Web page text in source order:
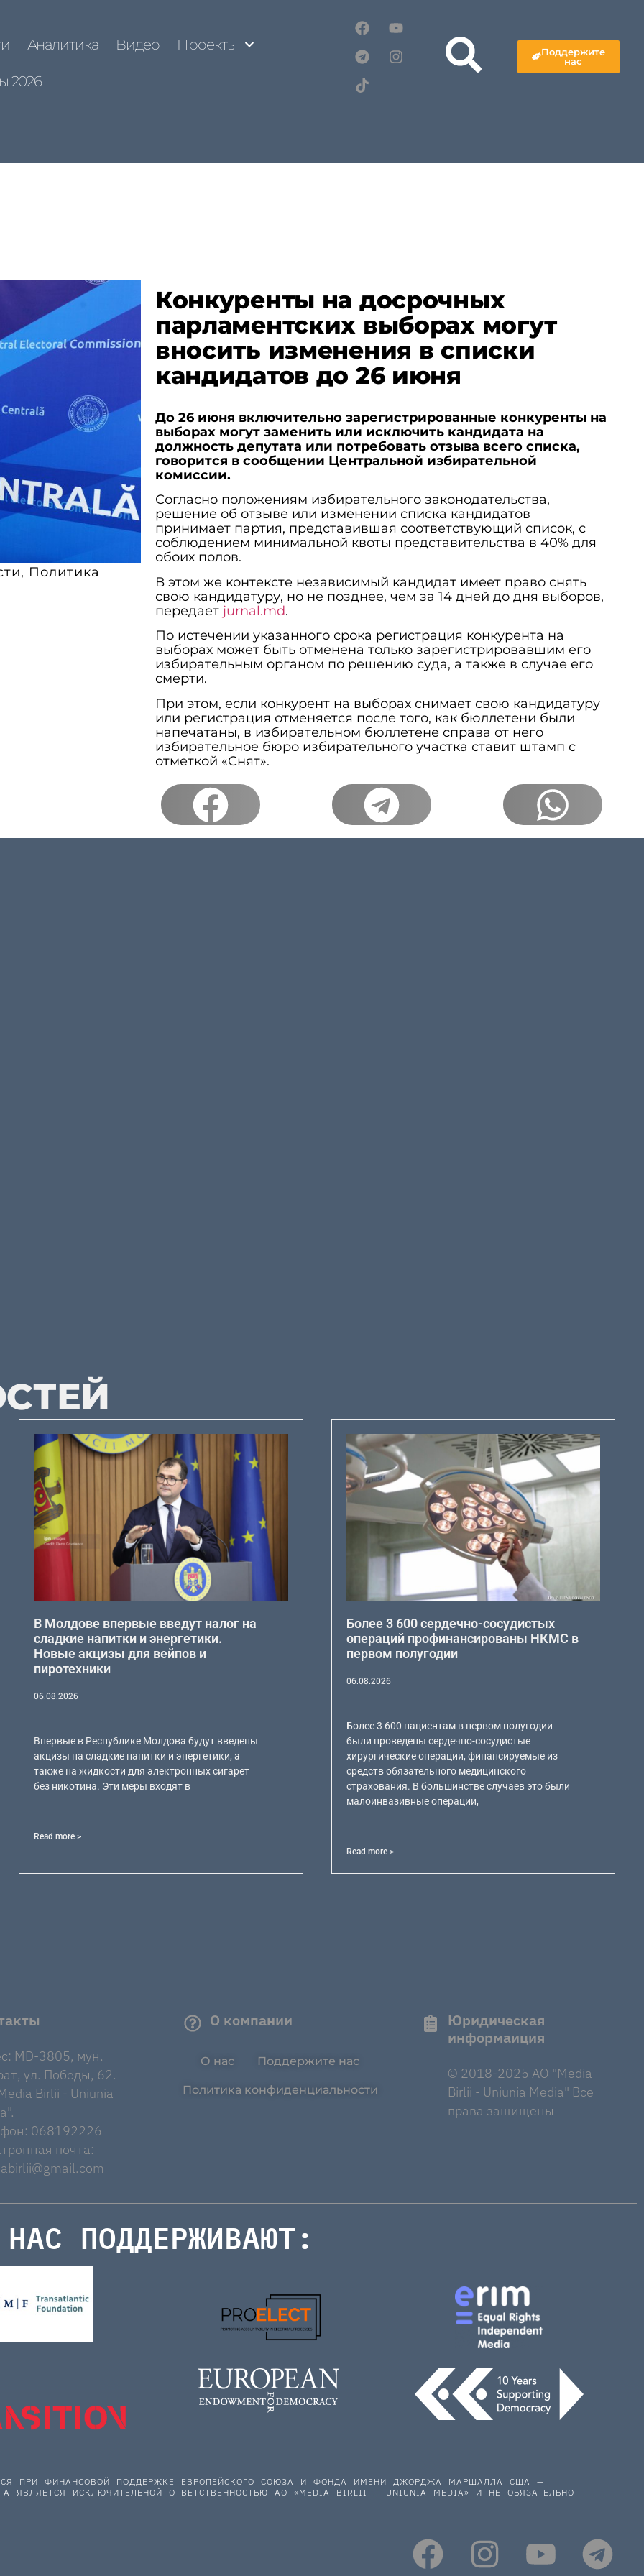
Аналитика Видео Проекты
2026
Поддержите
нас
, Политика
Конкуренты на досрочных
парламентских выборах могут
вносить изменения в списки
кандидатов до 26 июня
До 26 июня включительно зарегистрированные конкуренты на
выборах могут заменить или исключить кандидата на
должность депутата или потребовать отзыва всего списка,
говорится в сообщении Центральной избирательной
комиссии.
Согласно положениям избирательного законодательства,
решение об отзыве или изменении списка кандидатов
принимает партия, представившая соответствующий список, с
соблюдением минимальной квоты представительства в 40% для
обоих полов.
В этом же контексте независимый кандидат имеет право снять
свою кандидатуру, но не позднее, чем за 14 дней до дня выборов,
передает jurnal.md.
По истечении указанного срока регистрация конкурента на
выборах может быть отменена только зарегистрировавшим его
избирательным органом по решению суда, а также в случае его
смерти.
При этом, если конкурент на выборах снимает свою кандидатуру
или регистрация отменяется после того, как бюллетени были
напечатаны, в избирательном бюллетене справа от него
избирательное бюро избирательного участка ставит штамп с
отметкой «Снят».
В Молдове впервые введут налог на
сладкие напитки и энергетики.
Новые акцизы для вейпов и
пиротехники
06.08.2026
Впервые в Республике Молдова будут введены
акцизы на сладкие напитки и энергетики, а
также на жидкости для электронных сигарет
без никотина. Эти меры входят в
Read more >
Более 3 600 сердечно-сосудистых
операций профинансированы НКМС в
первом полугодии
06.08.2026
Более 3 600 пациентам в первом полугодии
были проведены сердечно-сосудистые
хирургические операции, финансируемые из
средств обязательного медицинского
страхования. В большинстве случаев это были
малоинвазивные операции,
Read more >
MD-3805, мун.
ул. Победы, 62.
Birlii - Uniunia
068192226
почта:
О компании
О нас Поддержите нас
Политика конфиденциальности
Юридическая
информаиция
© 2018-2025 AO "Media
Birlii - Uniunia Media" Все
права защищены
НАС ПОДДЕРЖИВАЮТ:
ПРИ ФИНАНСОВОЙ ПОДДЕРЖКЕ ЕВРОПЕЙСКОГО СОЮЗА И ФОНДА ИМЕНИ ДЖОРДЖА МАРШАЛЛА США —
ЯВЛЯЕТСЯ ИСКЛЮЧИТЕЛЬНОЙ ОТВЕТСТВЕННОСТЬЮ АО «MEDIA BIRLII – UNIUNIA MEDIA» И НЕ ОБЯЗАТЕЛЬНО